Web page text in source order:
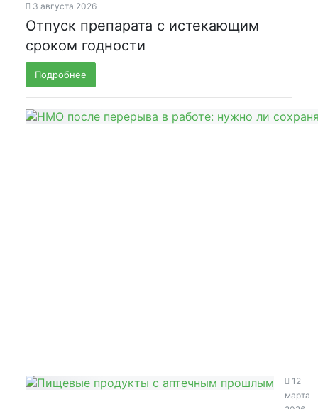
3 августа 2026
Отпуск препарата с истекающим
сроком годности
Подробнее
12
марта